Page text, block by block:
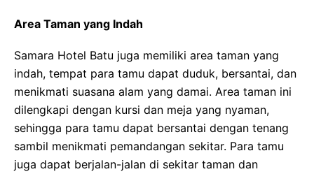
Area Taman yang Indah
Samara Hotel Batu juga memiliki area taman yang
indah, tempat para tamu dapat duduk, bersantai, dan
menikmati suasana alam yang damai. Area taman ini
dilengkapi dengan kursi dan meja yang nyaman,
sehingga para tamu dapat bersantai dengan tenang
sambil menikmati pemandangan sekitar. Para tamu
juga dapat berjalan-jalan di sekitar taman dan